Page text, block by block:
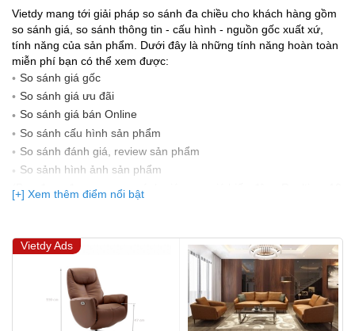
Vietdy mang tới giải pháp so sánh đa chiều cho khách hàng gồm
so sánh giá, so sánh thông tin - cấu hình - nguồn gốc xuất xứ,
tính năng của sản phẩm. Dưới đây là những tính năng hoàn toàn
miễn phí bạn có thể xem được:
So sánh giá gốc
So sánh giá ưu đãi
So sánh giá bán Online
So sánh cấu hình sản phẩm
So sánh đánh giá, review sản phẩm
So sảnh hình ảnh sản phẩm
(Bạn đang được xem so sánh giá, xem giá biến động Realtime 10
lần cập nhật gần nhất)
[+] Xem thêm điểm nổi bật
Vietdy Ads